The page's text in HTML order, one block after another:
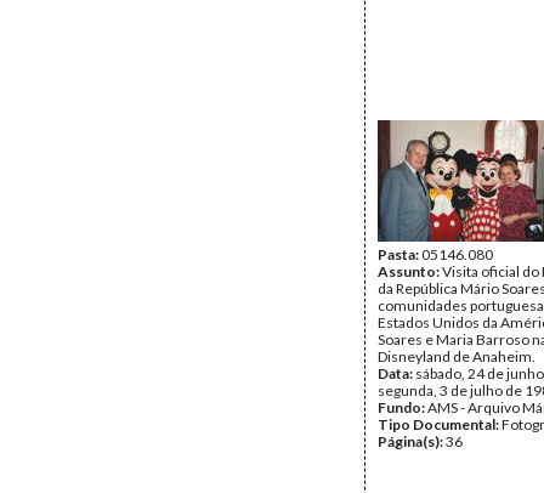
Pasta:05146.080
Assunto:Visita oficial
da República Mário
comunidades
Estados Unidos da
Soares e Maria Barroso
Disneyland de Anaheim.
Data: sábado, 24 de
segunda, 3 de julho de
Fundo:AMS - Arquivo
Tipo Documental:
Página(s):36